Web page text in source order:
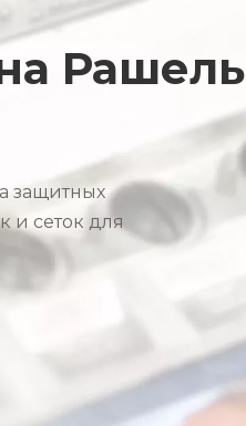
Рашель
защитных
и сеток для